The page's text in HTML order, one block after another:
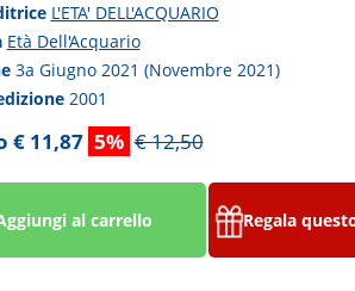
L'ETA' DELL'ACQUARIO
Età Dell'Acquario
3a Giugno 2021 (Novembre 2021)
2001
€ 11,87 5% € 12,50
al carrello Regala